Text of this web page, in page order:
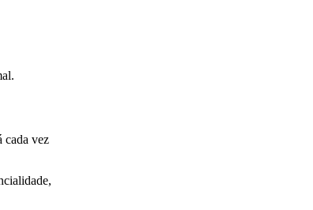
cada vez